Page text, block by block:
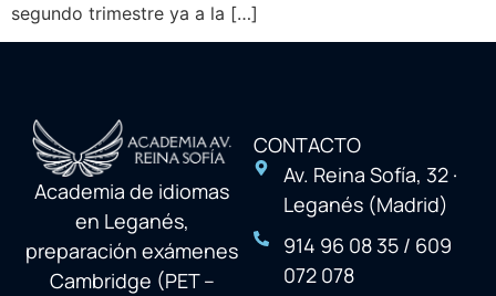
segundo trimestre ya a la […]
Academia de idiomas
en Leganés,
preparación exámenes
Cambridge (PET –
CONTACTO
Av. Reina Sofía, 32 ·
Leganés (Madrid)
914 96 08 35 / 609
072 078